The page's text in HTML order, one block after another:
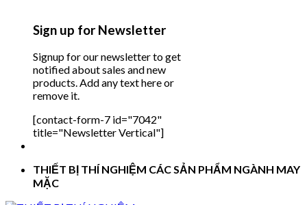
Sign up for Newsletter
Signup for our newsletter to get
notified about sales and new
products. Add any text here or
remove it.
[contact-form-7 id="7042"
title="Newsletter Vertical"]
THIẾT BỊ THÍ NGHIỆM CÁC SẢN PHẨM NGÀNH MAY
MẶC